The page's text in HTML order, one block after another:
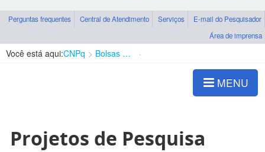
Perguntas frequentes Central de Atendimento Serviços
E-mail do Pesquisador
Área de imprensa
Você está aqui:CNPq Bolsas e Auxílios Vigentes
MENU
Projetos de Pesquisa